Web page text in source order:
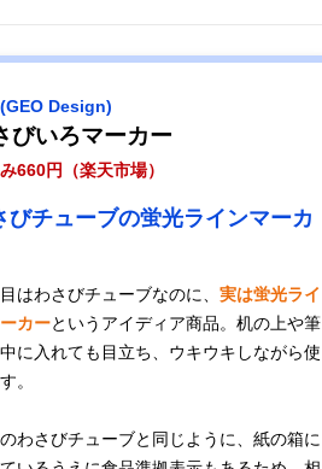
Design)
びいろマーカー
660円（楽天市場）
びチューブの蛍光ラインマーカ
はわさびチューブなのに、 実は蛍光ライ
カーというアイディア商品。机の上や筆
に入れても目立ち、ウキウキしながら使
。
わさびチューブと同じように、紙の箱に